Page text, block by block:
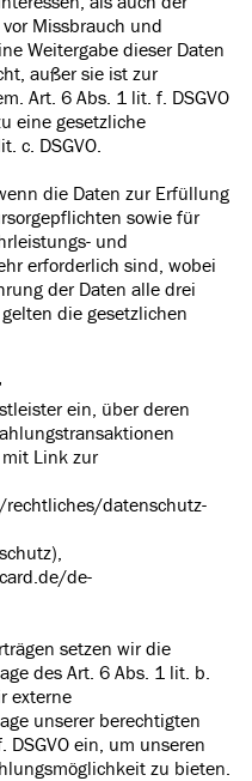
Missbrauch und
Weitergabe dieser Daten
außer sie ist zur
Art. 6 Abs. 1 lit. f. DSGVO
eine gesetzliche
c. DSGVO.
die Daten zur Erfüllung
sowie für
und
erforderlich sind, wobei
der Daten alle drei
die gesetzlichen
ein, über deren
Link zur
datenschutz-
de-
setzen wir die
des Art. 6 Abs. 1 lit. b.
externe
unserer berechtigten
DSGVO ein, um unseren
zu bieten.